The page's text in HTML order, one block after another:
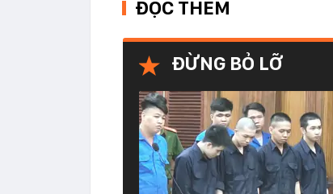
ĐỌC THÊM
ĐỪNG BỎ LỠ